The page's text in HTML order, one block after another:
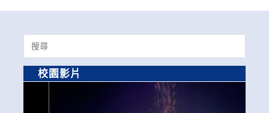
Search
for:
校園影片